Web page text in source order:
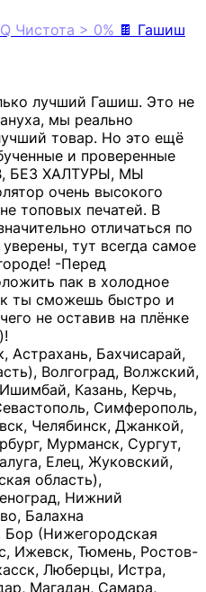
Чистота > 0% 🍫 Гашиш
лучший Гашиш. Это не
мы реально
товар. Но это ещё
и проверенные
БЕЗ ХАЛТУРЫ, МЫ
очень высокого
топовых печатей. В
отличаться по
тут всегда самое
-Перед
пак в холодное
ты сможешь быстро и
не оставив на плёнке
Астрахань, Бахчисарай,
Волгоград, Волжский,
Казань, Керчь,
Симферополь,
Челябинск, Джанкой,
Мурманск, Сургут,
Елец, Жуковский,
область),
Нижний
Балахна
Бор (Нижегородская
Ижевск, Тюмень, Ростов-
Люберцы, Истра,
Магадан, Самара,